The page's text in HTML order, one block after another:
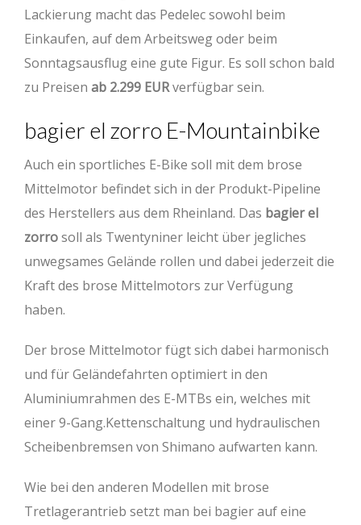
Lackierung macht das Pedelec sowohl beim
Einkaufen, auf dem Arbeitsweg oder beim
Sonntagsausflug eine gute Figur. Es soll schon bald
zu Preisen ab 2.299 EURverfügbar sein.
bagier el zorro E-Mountainbike
Auch ein sportliches E-Bike soll mit dem brose
Mittelmotor befindet sich in der Produkt-Pipeline
des Herstellers aus dem Rheinland. Das bagier el
zorrosoll als Twentyniner leicht über jegliches
unwegsames Gelände rollen und dabei jederzeit die
Kraft des brose Mittelmotors zur Verfügung
haben.
Der brose Mittelmotor fügt sich dabei harmonisch
und für Geländefahrten optimiert in den
Aluminiumrahmen des E-MTBs ein, welches mit
einer 9-Gang.Kettenschaltung und hydraulischen
Scheibenbremsen von Shimano aufwarten kann.
Wie bei den anderen Modellen mit brose
Tretlagerantrieb setzt man bei bagier auf eine